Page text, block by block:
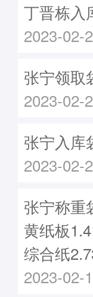
丁晋栋入
2023-02-
张宁领取
2023-02-
张宁入库
2023-02-
张宁称重
黄纸板
综合纸
2023-02-